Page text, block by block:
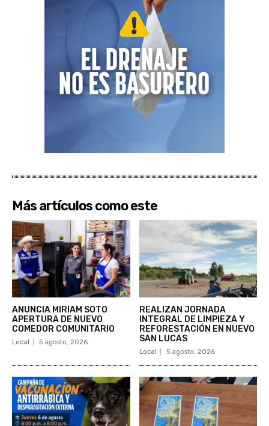
Más artículos como este
ANUNCIA MIRIAM SOTO
APERTURA DE NUEVO
COMEDOR COMUNITARIO
Local 5 agosto, 2026
REALIZAN JORNADA
INTEGRAL DE LIMPIEZA Y
REFORESTACIÓN EN NUEVO
SAN LUCAS
Local 5 agosto, 2026